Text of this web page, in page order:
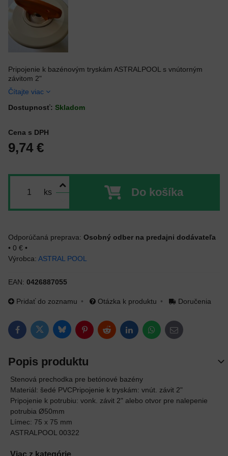
Pripojenie k bazénovým tryskám ASTRALPOOL s vnútorným
závitom 2"
Čítajte viac
Dostupnosť: Skladom
Cena s DPH
9,74 €
ks Do košíka
Osobný odber na predajni dodávateľa
• 0 € •
Výrobca: ASTRAL POOL
EAN: 0426887055
Pridať do zoznamu Otázka k produktu Doručenia
FacebookTwitterBlueskyPinterestRedditLinkedInWhatsApp
E-mail
Popis produktu
Stenová prechodka pre betónové bazény
Materiál: šedé PVCPripojenie k tryskám: vnút. závit 2"
Pripojenie k potrubiu: vonk. závit 2" alebo otvor pre nalepenie
potrubia Ø50mm
Límec: 75 x 75 mm
ASTRALPOOL 00322
Viac z kategórie